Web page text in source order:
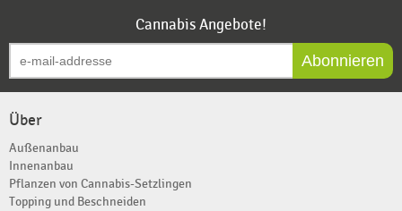
Cannabis Angebote!
Abonnieren
Über
Außenanbau
Innenanbau
Pflanzen von Cannabis-Setzlingen
Topping und Beschneiden